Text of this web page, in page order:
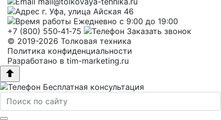
г. Уфа, улица Айская 46
Ежедневно с 9:00 до 19:00
+7 (800) 550‑41‑75
Заказать звонок
© 2019-2026 Толковая техника
Политика конфиденциальности
Разработано в tim-marketing.ru
Бесплатная консультация